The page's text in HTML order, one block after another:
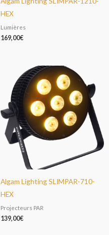
HEX
Lumières
169,00€
Algam Lighting SLIMPAR-710-
HEX
Projecteurs PAR
139,00€